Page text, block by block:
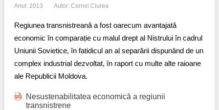
Anul: 2013 Autor: Cornel Ciurea
Regiunea transnistreană a fost oarecum avantajată
economic în comparație cu malul drept al Nistrului în cadrul
Uniunii Sovietice, în fatidicul an al separării dispunând de un
complex industrial dezvoltat, în raport cu multe alte raioane
ale Republicii Moldova.​
Nesustenabilitatea economică a regiunii
transnistrene